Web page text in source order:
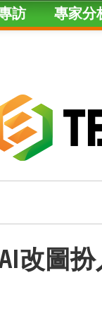
訪 專家分
改圖